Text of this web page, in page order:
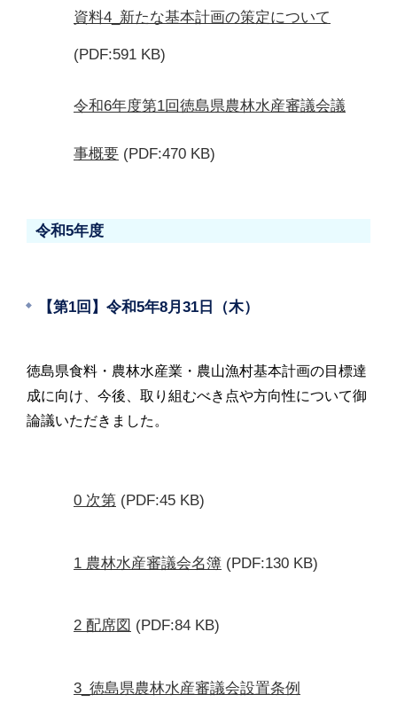
資料4_新たな基本計画の策定について
(PDF:591 KB)
令和6年度第1回徳島県農林水産審議会議
事概要 (PDF:470 KB)
令和5年度
【第1回】令和5年8月31日（木）
徳島県食料・農林水産業・農山漁村基本計画の目標達
成に向け、今後、取り組むべき点や方向性について御
論議いただきました。
0 次第 (PDF:45 KB)
1 農林水産審議会名簿 (PDF:130 KB)
2 配席図 (PDF:84 KB)
3_徳島県農林水産審議会設置条例